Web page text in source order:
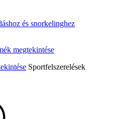
és snorkelinghez
Sportfelszerelések